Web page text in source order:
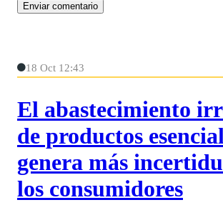
18 Oct 12:43
El abastecimiento
de productos
genera más
los consumidores